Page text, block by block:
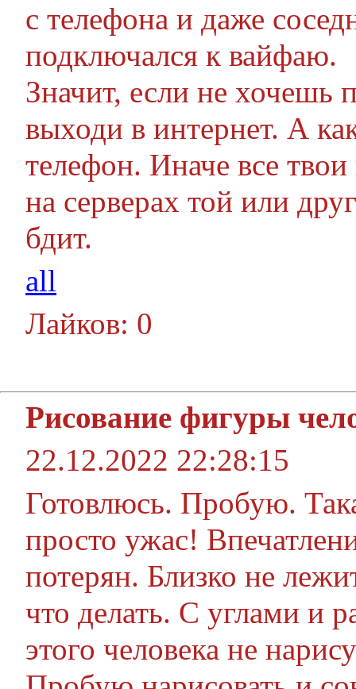
с телефона и даже
подключался к вайфаю.
Значит, если не хочешь
выходи в интернет. А
телефон. Иначе все
на серверах той или
бдит.
all
Лайков: 0
Рисование фигуры
22.12.2022 22:28:15
Готовлюсь. Пробую.
просто ужас!
потерян. Близко не
что делать. С углами и
этого человека не